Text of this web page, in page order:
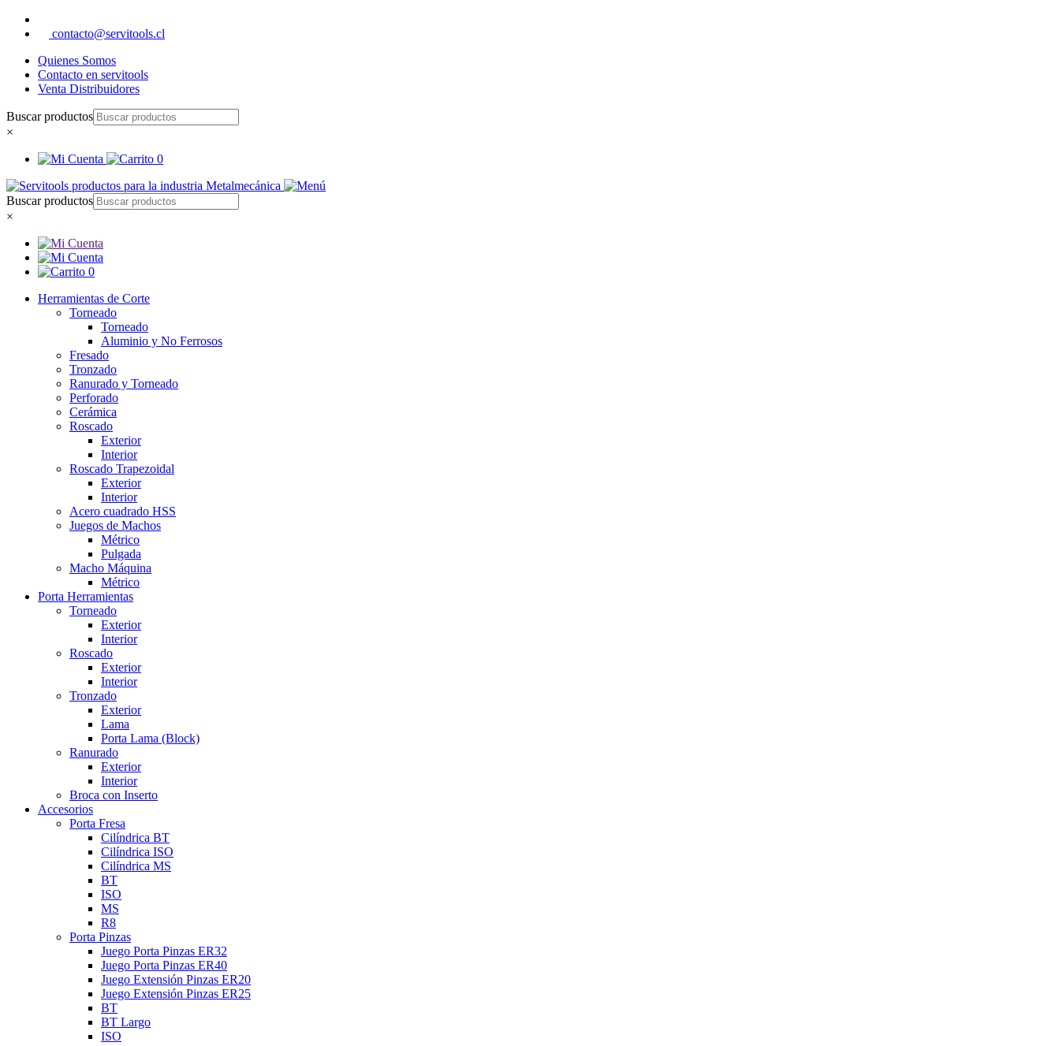
contacto@servitools.cl
Quienes Somos
Contacto en servitools
Venta Distribuidores
Buscar productos
×
0
Buscar productos
×
0
Herramientas de Corte
Torneado
Torneado
Aluminio y No Ferrosos
Fresado
Tronzado
Ranurado y Torneado
Perforado
Cerámica
Roscado
Exterior
Interior
Roscado Trapezoidal
Exterior
Interior
Acero cuadrado HSS
Juegos de Machos
Métrico
Pulgada
Macho Máquina
Métrico
Porta Herramientas
Torneado
Exterior
Interior
Roscado
Exterior
Interior
Tronzado
Exterior
Lama
Porta Lama (Block)
Ranurado
Exterior
Interior
Broca con Inserto
Accesorios
Porta Fresa
Cilíndrica BT
Cilíndrica ISO
Cilíndrica MS
BT
ISO
MS
R8
Porta Pinzas
Juego Porta Pinzas ER32
Juego Porta Pinzas ER40
Juego Extensión Pinzas ER20
Juego Extensión Pinzas ER25
BT
BT Largo
ISO